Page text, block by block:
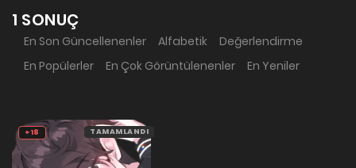
TÜRLER
Tüm Türler
Yuri
1 SONUÇ
En Son Güncellenenler Alfabetik
Değerlendirme
En Popülerler
En Çok Görüntülenenler En Yeniler
+18 TAMAMLANDI